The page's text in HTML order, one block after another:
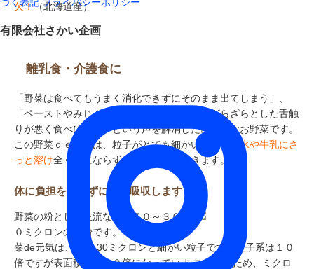
づく表記 プライバシーポリシー
有限会社さかい企画
欠！（北海道産）
離乳食・介護食に
「野菜は食べてもうまく消化できずにそのまま出てしまう」、
「ペーストやみじん切りにしてもどうしてもざらざらとした舌触
りが悪く食べにくい」という声を解消した画期的なお野菜です。
この野菜ｄｅ元気は、粒子がとても細かいので、
お水や牛乳にさ
っと溶け全く気にならずに呑むことができます。
体に負担をかけずに消化吸収します！
野菜の粉として主流なのは７０～３０
０ミクロンの粗粉です。コレに対し野
菜de元気は、 ５～30ミクロンと細かい粒子です。粒子系は１０
倍ですが表面積は１００倍になっています。 そのため、ミクロ